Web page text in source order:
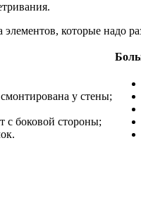
элементов, которые надо
у стены;
с боковой стороны;